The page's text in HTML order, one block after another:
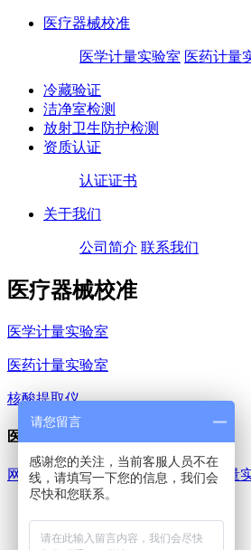
医疗器械校准
医学计量实验室 医药计量
冷藏验证
洁净室检测
放射卫生防护检测
资质认证
认证证书
关于我们
公司简介 联系我们
医疗器械校准
医学计量实验室
医药计量实验室
核酸提取仪
医学计量实验室
网站首页>医疗器械校准 >医学计量
医学计量实验室
请您留言
感谢您的关注，当前客服人员不在
线，请填写一下您的信息，我们会
尽快和您联系。